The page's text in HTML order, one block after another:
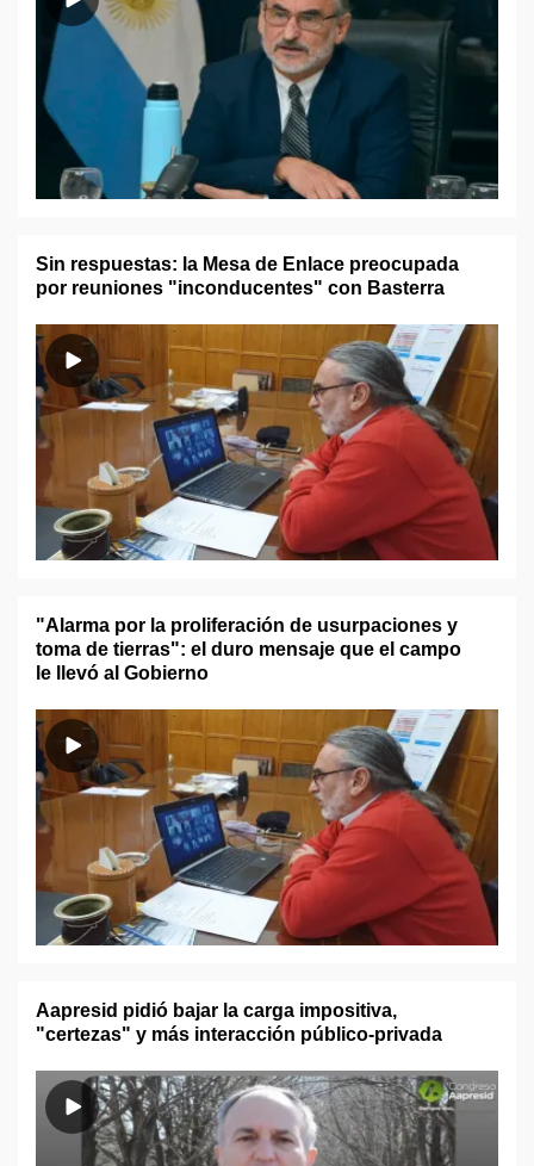
Sin respuestas: la Mesa de Enlace preocupada
por reuniones "inconducentes" con Basterra
"Alarma por la proliferación de usurpaciones y
toma de tierras": el duro mensaje que el campo
le llevó al Gobierno
Aapresid pidió bajar la carga impositiva,
"certezas" y más interacción público-privada